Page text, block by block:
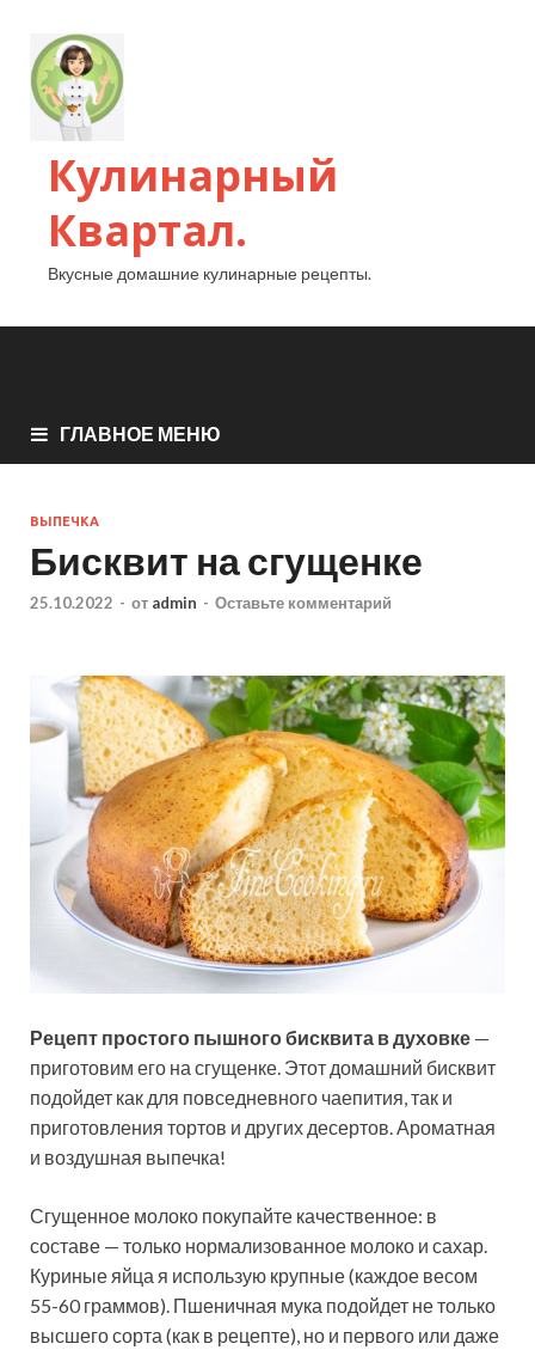
Кулинарный
Квартал.
Вкусные домашние кулинарные рецепты.
ГЛАВНОЕ МЕНЮ
ВЫПЕЧКА
Бисквит на сгущенке
25.10.2022 - от admin - Оставьте комментарий
Рецепт простого пышного бисквита в духовке —
приготовим его на сгущенке. Этот домашний бисквит
подойдет как для повседневного чаепития, так и
приготовления тортов и других десертов. Ароматная
и воздушная выпечка!
Сгущенное молоко покупайте качественное: в
составе — только нормализованное молоко и сахар.
Куриные яйца я использую крупные (каждое весом
55-60 граммов). Пшеничная мука подойдет не только
высшего сорта (как в рецепте), но и первого или даже